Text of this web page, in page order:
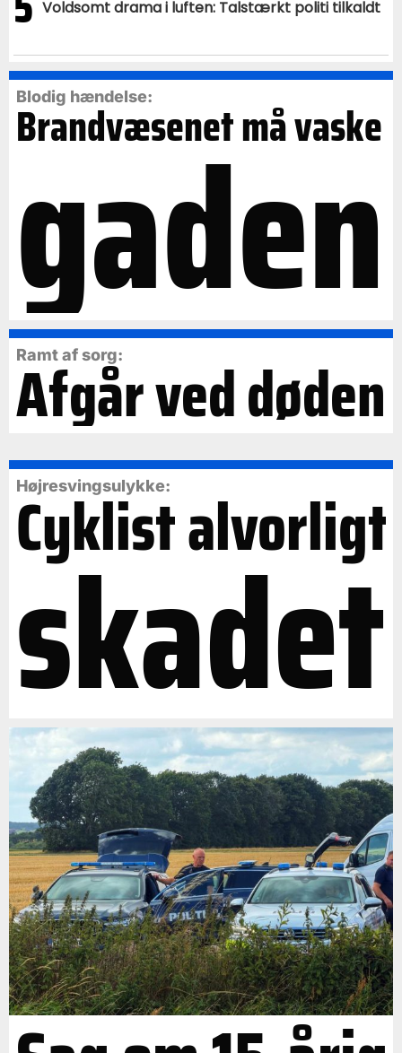
Voldsomt drama i luften: Talstærkt politi tilkaldt
Blodig hændelse:
Brandvæsenet må vaske
gaden
Ramt af sorg:
Afgår ved døden
Højresvingsulykke:
Cyklist alvorligt
skadet